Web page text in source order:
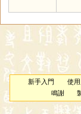
新手入門 使用
鳴謝